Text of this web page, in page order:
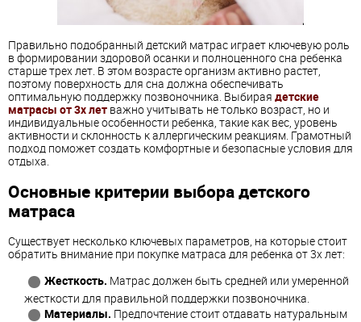
Правильно подобранный детский матрас играет ключевую роль
в формировании здоровой осанки и полноценного сна ребенка
старше трех лет. В этом возрасте организм активно растет,
поэтому поверхность для сна должна обеспечивать
оптимальную поддержку позвоночника. Выбирая детские
матрасы от 3х лет важно учитывать не только возраст, но и
индивидуальные особенности ребенка, такие как вес, уровень
активности и склонность к аллергическим реакциям. Грамотный
подход поможет создать комфортные и безопасные условия для
отдыха.
Основные критерии выбора детского
матраса
Существует несколько ключевых параметров, на которые стоит
обратить внимание при покупке матраса для ребенка от 3х лет:
Жесткость. Матрас должен быть средней или умеренной
жесткости для правильной поддержки позвоночника.
Материалы. Предпочтение стоит отдавать натуральным